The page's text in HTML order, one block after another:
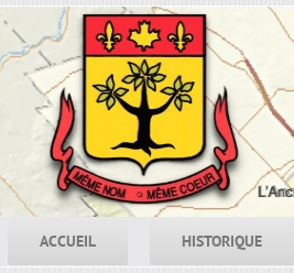
ACCUEIL HISTORIQUE